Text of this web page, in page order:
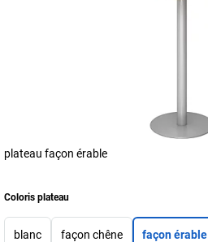
plateau façon érable
Coloris plateau
blanc façon chêne façon érable